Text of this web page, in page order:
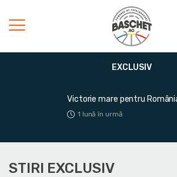
EXCLUSIV
Victorie mare pentru România în fața Greciei
STIRI EXCLUSIV